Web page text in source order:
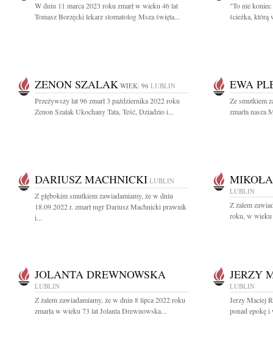
W dniu 11 marca 2023 roku zmarł w wieku 46 lat
Tomasz Borzęcki lekarz stomatolog Msza święta...
"To nie
ścieżka, którą
ZENON SZALAK WIEK: 96 LUBLIN
Przeżywszy lat 96 zmarł 3 października 2022 roku
Zenon Szalak Ukochany Tata, Teść, Dziadzio i...
EWA
Ze smutkiem
zmarła nasza
DARIUSZ MACHNICKI LUBLIN
Z głębokim smutkiem zawiadamiamy, że w dniu
18.09.2022 r. zmarł mgr Dariusz Machnicki prawnik
i...
LUBLIN
Z żalem
roku, w wieku
JOLANTA DREWNOWSKA
LUBLIN
Z żalem zawiadamiamy, że w dniu 8 lipca 2022 roku
zmarła w wieku 73 lat Jolanta Drewnowska...
JERZY
LUBLIN
Jerzy Maciej
ponad epokę i